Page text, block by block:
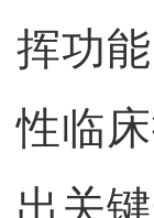
挥功
性临
出关